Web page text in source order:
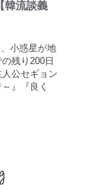
韓流談義
小惑星が地
残り200日
公セギョン
』『良く